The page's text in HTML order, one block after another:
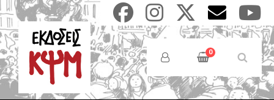
Παράκαμψη
προς
το
κυρίως
περιεχόμενο
Users
Menu
0